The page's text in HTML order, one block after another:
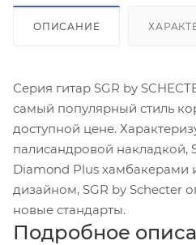
ОПИСАНИЕ
Серия гитар SGR by
самый популярный стиль
доступной цене.
палисандровой накладкой,
Diamond Plus хамбакерами
дизайном, SGR by Schecter
новые стандарты.
Подробное